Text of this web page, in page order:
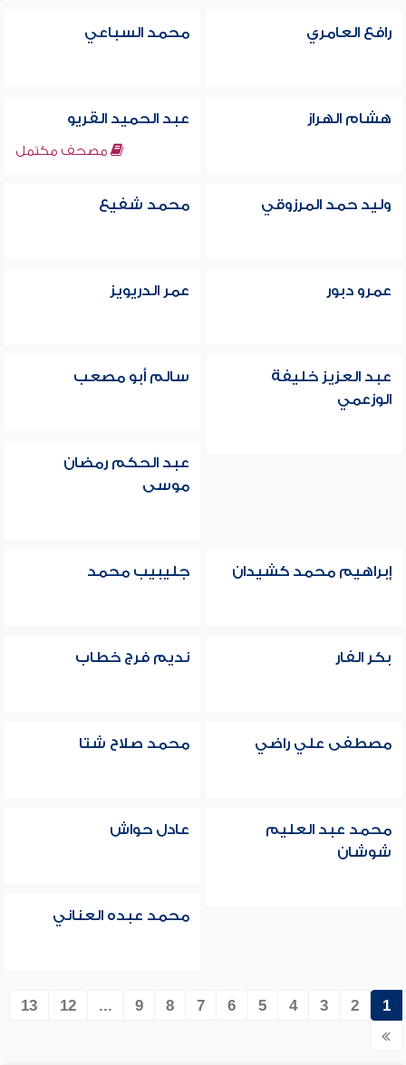
رافع العامري محمد السباعي
هشام الهراز عبد الحميد القريو
مصحف مكتمل
وليد حمد المرزوقي محمد شفيع
عمرو دبور عمر الدريويز
عبد العزيز خليفة
الوزعمي
سالم أبو مصعب
عبد الحكم رمضان
موسى
إبراهيم محمد كشيدان جليبيب محمد
بكر الفار نديم فرج خطاب
مصطفى علي راضي محمد صلاح شتا
محمد عبد العليم
شوشان
عادل حواش
محمد عبده العناني
1
2
3
4
5
6
7
8
9
...
12
13